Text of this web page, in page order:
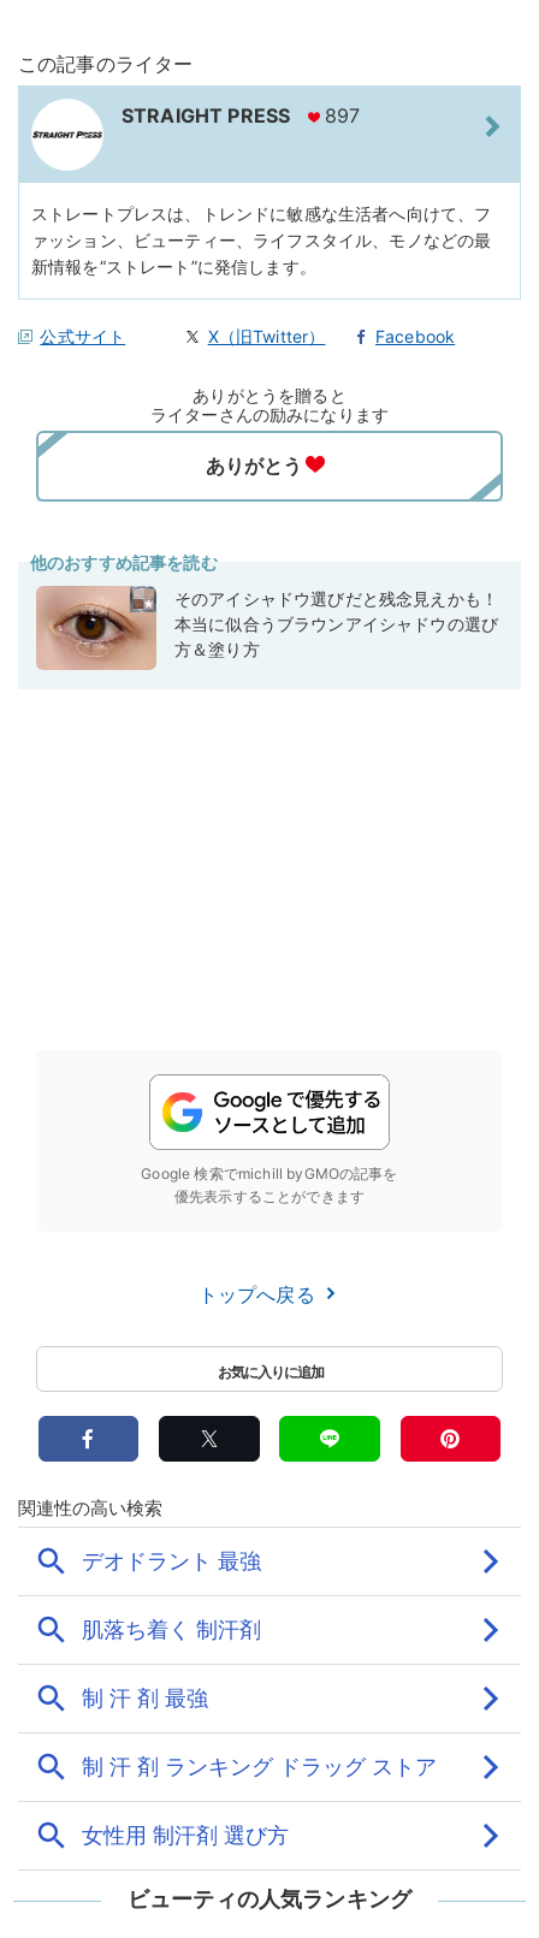
この記事のライター
STRAIGHT PRESS 897
ストレートプレスは、トレンドに敏感な生活者へ向けて、フ
ァッション、ビューティー、ライフスタイル、モノなどの最
新情報を“ストレート”に発信します。
公式サイト X（旧Twitter） Facebook
ありがとうを贈ると
ライターさんの励みになります
他のおすすめ記事を読む
そのアイシャドウ選びだと残念見えかも！
本当に似合うブラウンアイシャドウの選び
方＆塗り方
Google 検索でmichill byGMOの記事を
優先表示することができます
トップへ戻る
ビューティの人気ランキング